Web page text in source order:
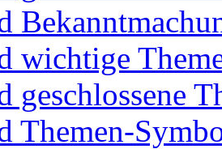
wichtige
geschlossene
Themen-